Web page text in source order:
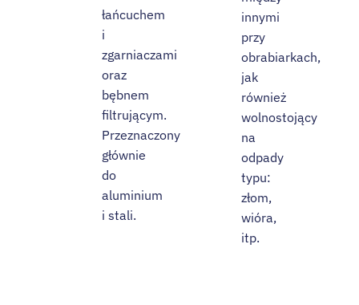
łańcuchem
i
zgarniaczami
oraz
bębnem
filtrującym.
Przeznaczony
głównie
do
aluminium
i stali.
innymi
przy
obrabiarkach,
jak
również
wolnostojący
na
odpady
typu:
złom,
wióra,
itp.